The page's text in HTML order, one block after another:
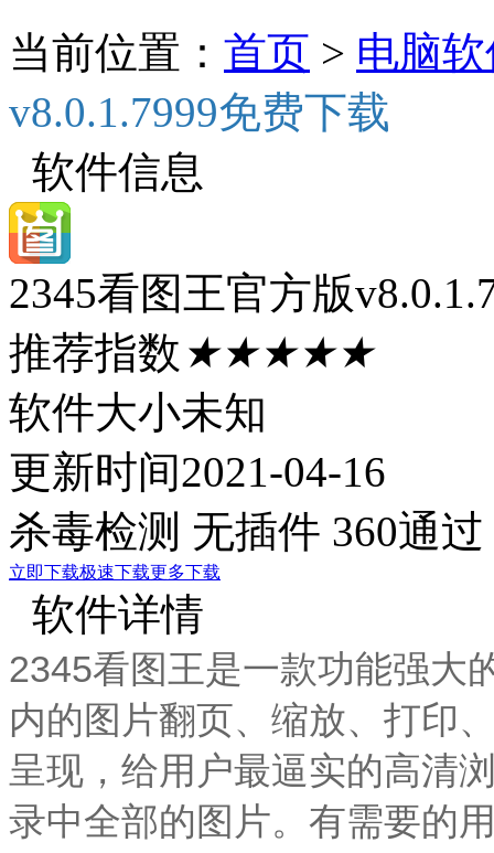
当前位置： 首页 > 电脑
v8.0.1.7999免费下载
软件信息
2345看图王官方版
推荐指数 ★★★★★
软件大小未知
更新时间2021-04-16
杀毒检测 无插件 360通过
立即下载极速下载更多下载
软件详情
2345看图王是一款功能强大
内的图片翻页、缩放、打印
呈现，给用户最逼实的高清
录中全部的图片。有需要的